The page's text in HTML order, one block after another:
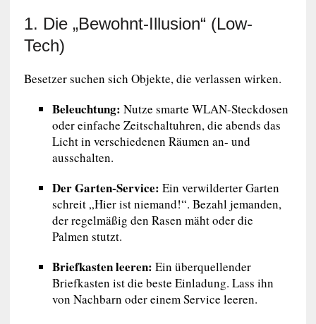
1. Die „Bewohnt-Illusion“ (Low-
Tech)
Besetzer suchen sich Objekte, die verlassen wirken.
Beleuchtung: Nutze smarte WLAN-Steckdosen
oder einfache Zeitschaltuhren, die abends das
Licht in verschiedenen Räumen an- und
ausschalten.
Der Garten-Service: Ein verwilderter Garten
schreit „Hier ist niemand!“. Bezahl jemanden,
der regelmäßig den Rasen mäht oder die
Palmen stutzt.
Briefkasten leeren: Ein überquellender
Briefkasten ist die beste Einladung. Lass ihn
von Nachbarn oder einem Service leeren.